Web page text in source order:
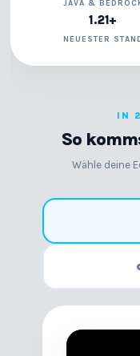
JAVA &
1.21+
NEUESTER
IN
So
Wähle deine